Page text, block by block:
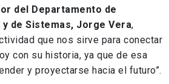
del Departamento de
de Sistemas, Jorge Vera,
que nos sirve para conectar
con su historia, ya que de esa
y proyectarse hacia el futuro”.